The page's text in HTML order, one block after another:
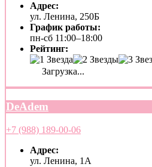
Адрес:
ул. Ленина, 250Б
График работы:
пн-сб 11:00–18:00
Рейтинг:
Загрузка...
DeAdem
+7 (988) 189-00-06
Адрес:
ул. Ленина, 1А